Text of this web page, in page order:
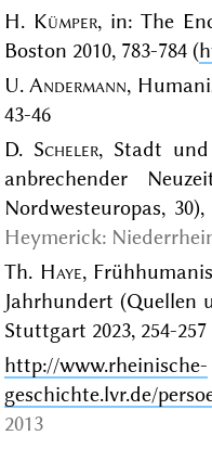
H. Kümper, in: The
Boston 2010, 783-784 (
U. Andermann,
43-46
D. Scheler, Stadt
anbrechender
Nordwesteuropas,
Heymerick:
Th. Haye,
Jahrhundert (Quellen
Stuttgart 2023, 254-257
http://www.rheinische-
geschichte.lvr.de/
2013